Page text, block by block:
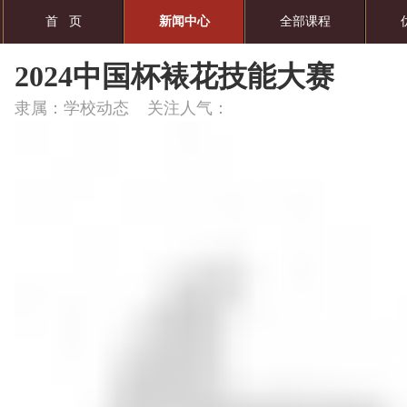
全部课程
新闻中心
首 页
2024中国杯裱花技能大赛
隶属：学校动态 关注人气：